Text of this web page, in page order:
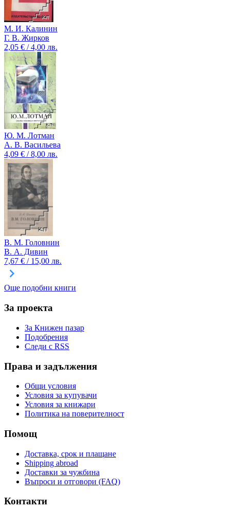
М. И. Калинин
Г. В. Жирков
2,05 € / 4,00 лв.
Ю. М. Лотман
А. В. Васильева
4,09 € / 8,00 лв.
В. М. Головнин
В. А. Дивин
7,67 € / 15,00 лв.
Още подобни книги
За проекта
За Книжен пазар
Подобрения
Следи с RSS
Права и задължения
Общи условия
Условия за купувачи
Условия за книжари
Политика на поверителност
Помощ
Доставка, срок и плащане
Shipping abroad
Доставки за чужбина
Въпроси и отговори (FAQ)
Контакти